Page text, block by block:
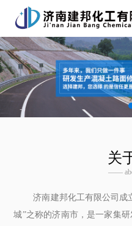
关
——
济南建邦化工有限公司成
城”之称的济南市，是一家集